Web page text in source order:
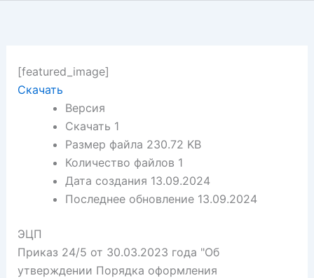
[featured_image]
Скачать
Версия
Скачать 1
Размер файла 230.72 KB
Количество файлов 1
Дата создания 13.09.2024
Последнее обновление 13.09.2024
ЭЦП
Приказ 24/5 от 30.03.2023 года "Об
утверждении Порядка оформления